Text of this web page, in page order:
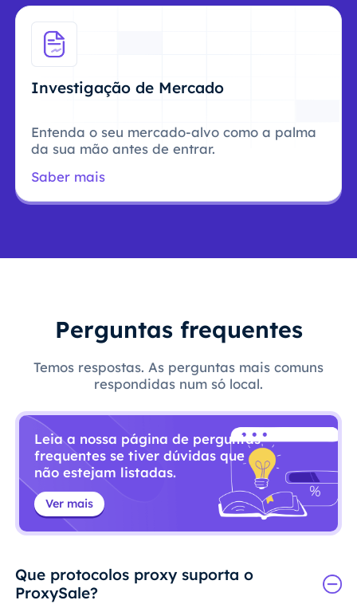
Investigação de Mercado
Entenda o seu mercado-alvo como a palma
da sua mão antes de entrar.
Saber mais
Perguntas frequentes
Temos respostas. As perguntas mais comuns
respondidas num só local.
Leia a nossa página de perguntas
frequentes se tiver dúvidas que
não estejam listadas.
Ver mais
Que protocolos proxy suporta o
ProxySale?